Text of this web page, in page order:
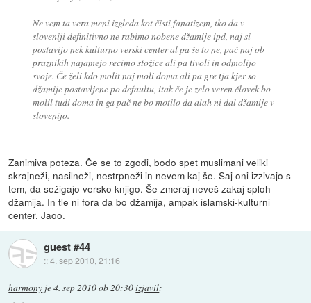
Ne vem ta vera meni izgleda kot čisti fanatizem, tko da v
sloveniji definitivno ne rabimo nobene džamije ipd, naj si
postavijo nek kulturno verski center al pa še to ne, pač naj ob
praznikih najamejo recimo stožice ali pa tivoli in odmolijo
svoje. Če želi kdo molit naj moli doma ali pa gre tja kjer so
džamije postavljene po defaultu, itak če je zelo veren človek bo
molil tudi doma in ga pač ne bo motilo da alah ni dal džamije v
slovenijo.
Zanimiva poteza. Če se to zgodi, bodo spet muslimani veliki
skrajneži, nasilneži, nestrpneži in nevem kaj še. Saj oni izzivajo s
tem, da sežigajo versko knjigo. Še zmeraj neveš zakaj sploh
džamija. In tle ni fora da bo džamija, ampak islamski-kulturni
center. Jaoo.
guest #44
::4. sep 2010, 21:16
harmony je4. sep 2010 ob 20:30izjavil: